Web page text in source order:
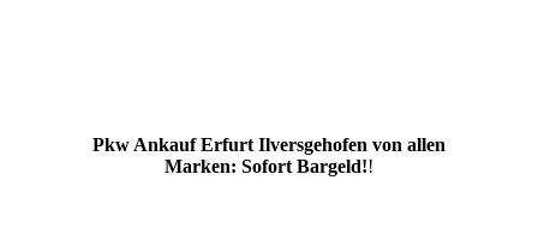
Pkw Ankauf Erfurt Ilversgehofen von allen
Marken: Sofort Bargeld!!